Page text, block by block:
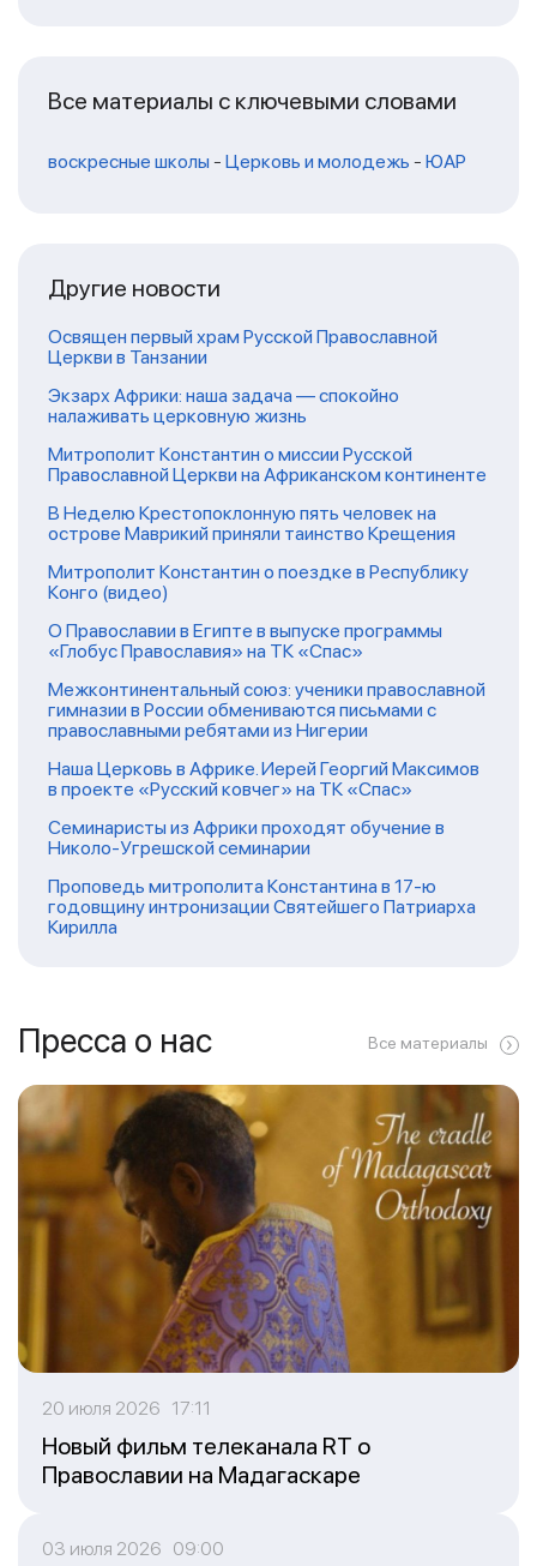
Все материалы с ключевыми словами
воскресные школы - Церковь и молодежь - ЮАР
Другие новости
Освящен первый храм Русской Православной
Церкви в Танзании
Экзарх Африки: наша задача — спокойно
налаживать церковную жизнь
Митрополит Константин о миссии Русской
Православной Церкви на Африканском континенте
В Неделю Крестопоклонную пять человек на
острове Маврикий приняли таинство Крещения
Митрополит Константин о поездке в Республику
Конго (видео)
О Православии в Египте в выпуске программы
«Глобус Православия» на ТК «Спас»
Межконтинентальный союз: ученики православной
гимназии в России обмениваются письмами с
православными ребятами из Нигерии
Наша Церковь в Африке. Иерей Георгий Максимов
в проекте «Русский ковчег» на ТК «Спас»
Семинаристы из Африки проходят обучение в
Николо-Угрешской семинарии
Проповедь митрополита Константина в 17-ю
годовщину интронизации Святейшего Патриарха
Кирилла
Пресса о нас Все материалы
20 июля 2026 17:11
Новый фильм телеканала RT о
Православии на Мадагаскаре
03 июля 2026 09:00